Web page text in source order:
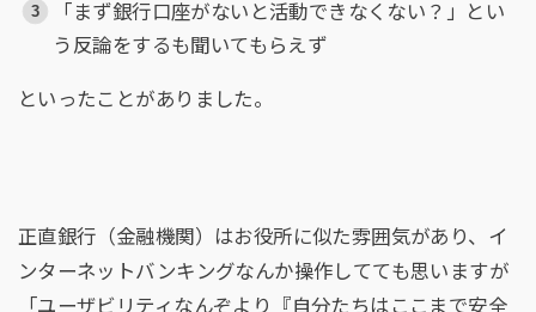
「まず銀行口座がないと活動できなくない？」とい
う反論をするも聞いてもらえず
といったことがありました。
正直銀行（金融機関）はお役所に似た雰囲気があり、イ
ンターネットバンキングなんか操作してても思いますが
「ユーザビリティなんぞより『自分たちはここまで安全